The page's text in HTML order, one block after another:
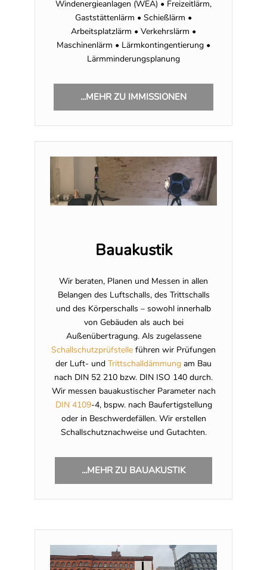
Windenergieanlagen (WEA) • Freizeitlärm,
Gaststättenlärm • Schießlärm •
Arbeitsplatzlärm • Verkehrslärm •
Maschinenlärm • Lärmkontingentierung •
Lärmminderungsplanung
...MEHR ZU IMMISSIONEN
Bauakustik
Wir beraten, Planen und Messen in allen
Belangen des Luftschalls, des Trittschalls
und des Körperschalls – sowohl innerhalb
von Gebäuden als auch bei
Außenübertragung. Als zugelassene
Schallschutzprüfstelle führen wir Prüfungen
der Luft- und Trittschalldämmung am Bau
nach DIN 52 210 bzw. DIN ISO 140 durch.
Wir messen bauakustischer Parameter nach
DIN 4109-4, bspw. nach Baufertigstellung
oder in Beschwerdefällen. Wir erstellen
Schallschutznachweise und Gutachten.
...MEHR ZU BAUAKUSTIK